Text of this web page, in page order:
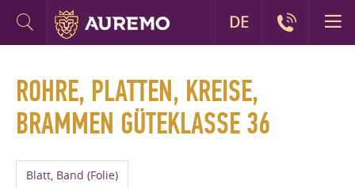
ROHRE, PLATTEN, KREISE,
BRAMMEN GÜTEKLASSE 36
Blatt, Band (Folie)
DE